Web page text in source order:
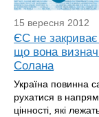
15 вересня 2012
ЄС не закриває
що вона
Солана
Україна повинна
рухатися в
цінності, які